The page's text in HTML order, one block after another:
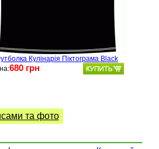
Кулінарія Піктограма Black
680 грн
та фото